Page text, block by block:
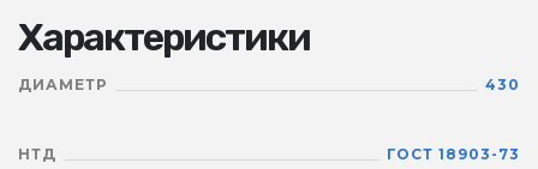
Характеристики
ДИАМЕТР 430
НТД
ГОСТ 18903-73